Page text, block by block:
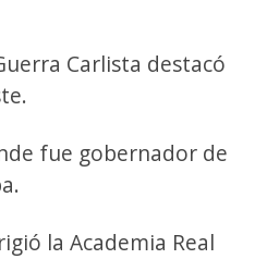
Carlista destacó
fue gobernador de
la Academia Real